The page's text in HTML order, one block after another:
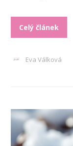
Celý článek
Eva Válková